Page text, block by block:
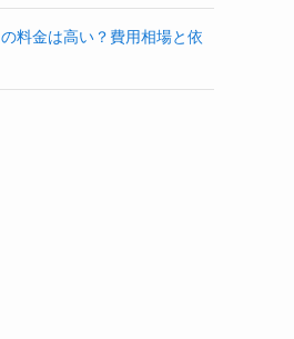
料金は高い？費用相場と依